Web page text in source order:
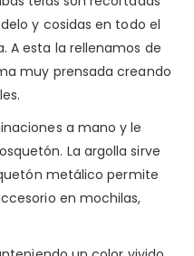
y cosidas en todo el
A esta la rellenamos de
muy prensada creando
a mano y le
La argolla sirve
metálico permite
en mochilas,